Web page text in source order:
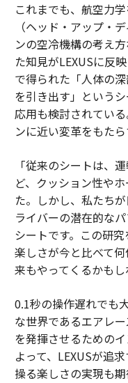
これまでも、航空力
（ヘッド・アップ・
ンの空冷機構の考え
た知見がLEXUSに反
で得られた「人体の
を引き出す」という
応用も検討されてい
ンに近い変革をもた
「従来のシートは、
ど、クッション性や
た。しかし、私たち
ライバーの潜在的な
シートです。この研
楽しさが今と比べて
来もやってくるかもし
0.1秒の操作遅れでも
な世界であるエアレ
を発揮させるための
よって、LEXUSが追
操る楽しさの実現も期